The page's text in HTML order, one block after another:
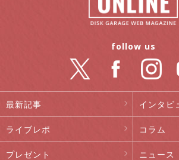
最新記事 インタビ
ライブレポ コラム
プレゼント ニュース
follow us